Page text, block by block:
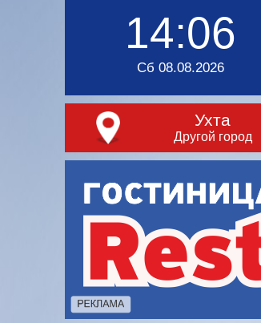
14:06
Сб 08.08.2026
Ухта
Другой город